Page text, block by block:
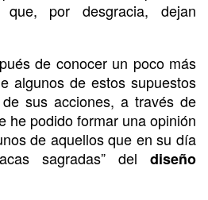
que, por desgracia, dejan
de conocer un poco más
algunos de estos supuestos
sus acciones, a través de
he podido formar una opinión
de aquellos que en su día
sagradas” del diseño